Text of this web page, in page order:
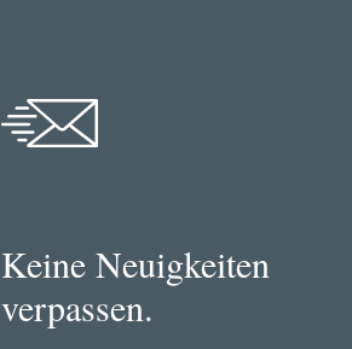
Keine Neuigkeiten
verpassen.